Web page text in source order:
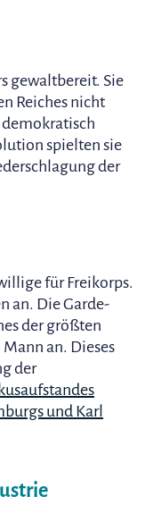
gewaltbereit. Sie
Reiches nicht
spielten sie
der
für Freikorps.
an. Die Garde-
der größten
an. Dieses
der
und Karl